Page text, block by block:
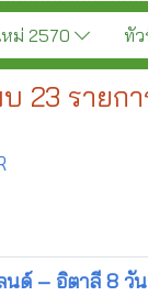
หม่ 2570 ทั
23 รายก
นด์ – อิตาลี 8 วั